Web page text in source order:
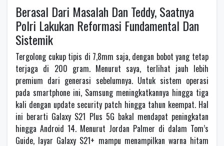
Berasal Dari Masalah Dan Teddy, Saatnya
Polri Lakukan Reformasi Fundamental Dan
Sistemik
Tergolong cukup tipis di 7,8mm saja, dengan bobot yang tetap
terjaga di 200 gram. Menurut saya, terlihat jauh lebih
premium dari generasi sebelumnya. Untuk sistem operasi
pada smartphone ini, Samsung meningkatkannya hingga tiga
kali dengan update security patch hingga tahun keempat. Hal
ini berarti Galaxy S21 Plus 5G bakal mendapat peningkatan
hingga Android 14. Menurut Jordan Palmer di dalam Tom’s
Guide, layar Galaxy S21+ mampu menampilkan warna hitam